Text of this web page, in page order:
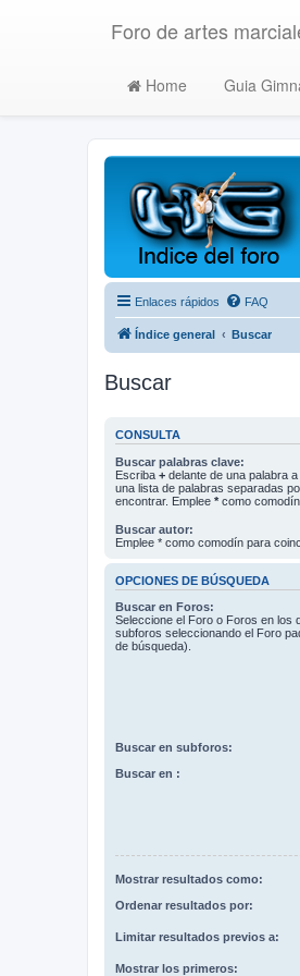
Foro de artes
Home Guia
Enlaces rápidos FAQ
Índice general Buscar
Buscar
CONSULTA
Buscar palabras clave:
Escriba + delante de una palabra
una lista de palabras separadas
encontrar. Emplee * como
Buscar autor:
Emplee * como comodín para
OPCIONES DE BÚSQUEDA
Buscar en Foros:
Seleccione el Foro o Foros en los
subforos seleccionando el Foro
de búsqueda).
Buscar en subforos:
Buscar en :
Mostrar resultados como:
Ordenar resultados por:
Limitar resultados previos a:
Mostrar los primeros: